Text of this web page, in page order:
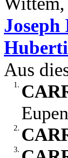
Aus
1.
2.
3.